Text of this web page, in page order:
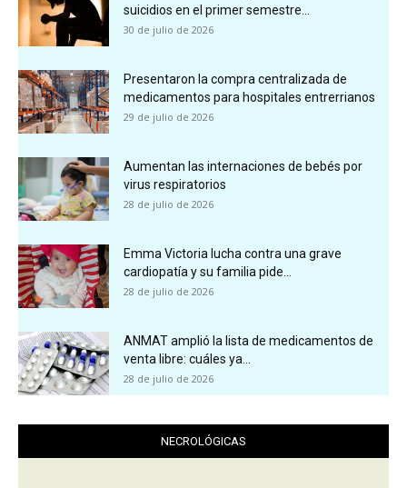
suicidios en el primer semestre...
30 de julio de 2026
Presentaron la compra centralizada de
medicamentos para hospitales entrerrianos
29 de julio de 2026
Aumentan las internaciones de bebés por
virus respiratorios
28 de julio de 2026
Emma Victoria lucha contra una grave
cardiopatía y su familia pide...
28 de julio de 2026
ANMAT amplió la lista de medicamentos de
venta libre: cuáles ya...
28 de julio de 2026
NECROLÓGICAS